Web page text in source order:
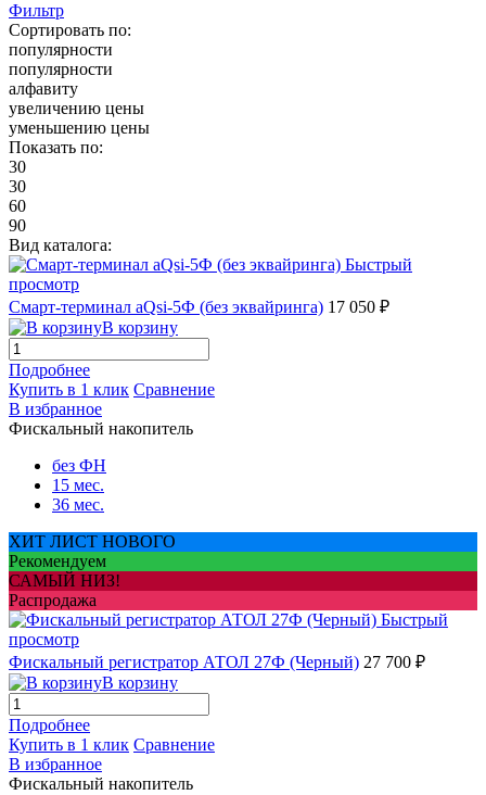
Фильтр
Сортировать по:
популярности
популярности
алфавиту
увеличению цены
уменьшению цены
Показать по:
30
30
60
90
Вид каталога:
Быстрый
просмотр
Смарт-терминал aQsi-5Ф (без эквайринга) 17 050 ₽
В корзину
Подробнее
Купить в 1 клик Сравнение
В избранное
Фискальный накопитель
без ФН
15 мес.
36 мес.
ХИТ ЛИСТ НОВОГО
Рекомендуем
САМЫЙ НИЗ!
Распродажа
Быстрый
просмотр
Фискальный регистратор АТОЛ 27Ф (Черный) 27 700 ₽
В корзину
Подробнее
Купить в 1 клик Сравнение
В избранное
Фискальный накопитель